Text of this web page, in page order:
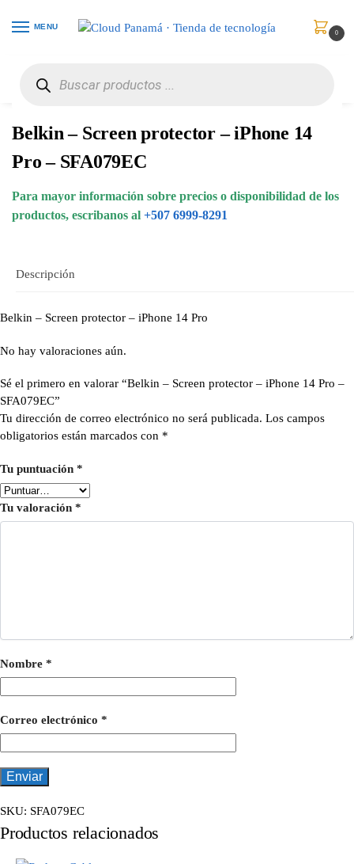
MENU
0
Belkin – Screen protector – iPhone 14
Pro – SFA079EC
Para mayor información sobre precios o disponibilidad de los
productos, escribanos al +507 6999-8291
Descripción
Belkin – Screen protector – iPhone 14 Pro
No hay valoraciones aún.
Sé el primero en valorar “Belkin – Screen protector – iPhone 14 Pro –
SFA079EC”
Tu dirección de correo electrónico no será publicada. Los campos
obligatorios están marcados con *
Tu puntuación *
Tu valoración *
Nombre *
Correo electrónico *
SKU: SFA079EC
Productos relacionados